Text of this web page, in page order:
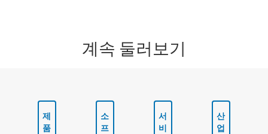
계속 둘러보기
제
품
소
프
서
비
산
업